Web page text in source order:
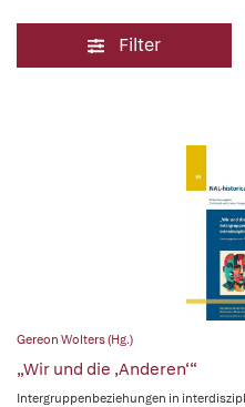
Filter
Gereon Wolters (Hg.)
„Wir und die ‚Anderen‘“
Intergruppenbeziehungen in